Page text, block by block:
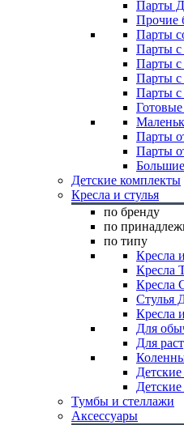
Парты
Прочие
Парты
Парты с
Парты с
Парты
Парты с
Парты
Парты
Детские комплекты
Кресла и стулья
по бренду
по
по типу
Кресла
Кресла
Кресла
Стулья
Кресла
Для
Для
Детские
Тумбы и стеллажи
Аксессуары